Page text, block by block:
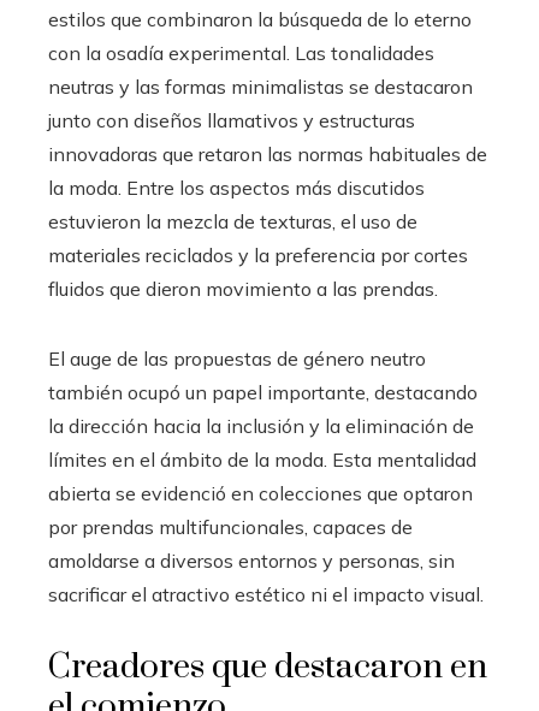
estilos que combinaron la búsqueda de lo eterno
con la osadía experimental. Las tonalidades
neutras y las formas minimalistas se destacaron
junto con diseños llamativos y estructuras
innovadoras que retaron las normas habituales de
la moda. Entre los aspectos más discutidos
estuvieron la mezcla de texturas, el uso de
materiales reciclados y la preferencia por cortes
fluidos que dieron movimiento a las prendas.
El auge de las propuestas de género neutro
también ocupó un papel importante, destacando
la dirección hacia la inclusión y la eliminación de
límites en el ámbito de la moda. Esta mentalidad
abierta se evidenció en colecciones que optaron
por prendas multifuncionales, capaces de
amoldarse a diversos entornos y personas, sin
sacrificar el atractivo estético ni el impacto visual.
Creadores que destacaron en